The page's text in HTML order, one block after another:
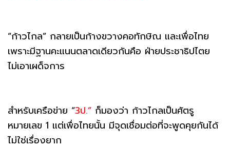
“ก้าวไกล” กลายเป็นก้างขวางคอทักษิณ และเพื่อไทย
เพราะมีฐานคะแนนตลาดเดียวกันคือ ฝ่ายประชาธิปไตย
ไม่เอาเผด็จการ
สำหรับเครือข่าย “3ป.” ก็มองว่า ก้าวไกลเป็นศัตรู
หมายเลข 1 แต่เพื่อไทยนั้น มีจุดเชื่อมต่อที่จะพูดคุยกันได้
ไม่ใช่เรื่องยาก